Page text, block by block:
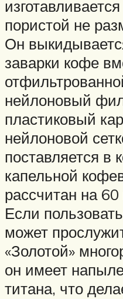
пористой не
Он
заварки кофе
нейлоновый
пластиковый
нейлоновой
поставляется в
капельной
рассчитан на
Если
может
«Золотой»
он имеет
титана, что